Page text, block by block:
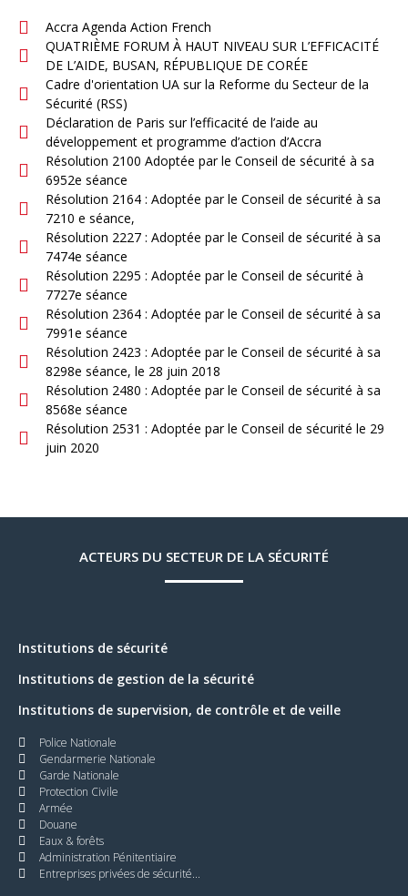
Accra Agenda Action French
QUATRIÈME FORUM À HAUT NIVEAU SUR L’EFFICACITÉ
DE L’AIDE, BUSAN, RÉPUBLIQUE DE CORÉE
Cadre d'orientation UA sur la Reforme du Secteur de la
Sécurité (RSS)
Déclaration de Paris sur l’efficacité de l’aide au
développement et programme d’action d’Accra
Résolution 2100 Adoptée par le Conseil de sécurité à sa
6952e séance
Résolution 2164 : Adoptée par le Conseil de sécurité à sa
7210 e séance,
Résolution 2227 : Adoptée par le Conseil de sécurité à sa
7474e séance
Résolution 2295 : Adoptée par le Conseil de sécurité à
7727e séance
Résolution 2364 : Adoptée par le Conseil de sécurité à sa
7991e séance
Résolution 2423 : Adoptée par le Conseil de sécurité à sa
8298e séance, le 28 juin 2018
Résolution 2480 : Adoptée par le Conseil de sécurité à sa
8568e séance
Résolution 2531 : Adoptée par le Conseil de sécurité le 29
juin 2020
ACTEURS DU SECTEUR DE LA SÉCURITÉ
Institutions de sécurité
Institutions de gestion de la sécurité
Institutions de supervision, de contrôle et de veille
Police Nationale
Gendarmerie Nationale
Garde Nationale
Protection Civile
Armée
Douane
Eaux & forêts
Administration Pénitentiaire
Entreprises privées de sécurité...